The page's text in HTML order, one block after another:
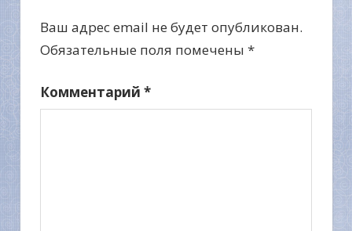
Ваш адрес email не будет опубликован.
Обязательные поля помечены *
Комментарий *